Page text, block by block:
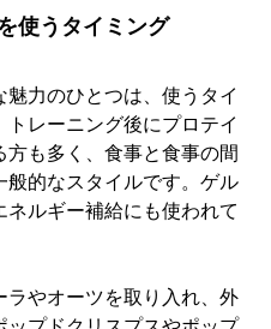
使うタイミング
力のひとつは、使うタイ
トレーニング後にプロテイ
も多く、食事と食事の間
的なスタイルです。ゲル
ルギー補給にも使われて
やオーツを取り入れ、外